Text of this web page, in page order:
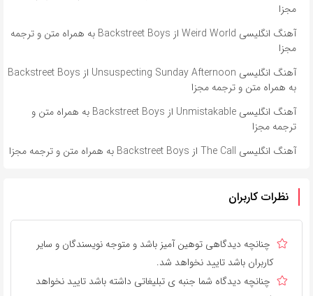
مجزا
آهنگ انگلیسی Weird World از Backstreet Boys به همراه متن و ترجمه
مجزا
آهنگ انگلیسی Unsuspecting Sunday Afternoon از Backstreet Boys
به همراه متن و ترجمه مجزا
آهنگ انگلیسی Unmistakable از Backstreet Boys به همراه متن و
ترجمه مجزا
آهنگ انگلیسی The Call از Backstreet Boys به همراه متن و ترجمه مجزا
نظرات کاربران
چنانچه دیدگاهی توهین آمیز باشد و متوجه نویسندگان و سایر
کاربران باشد تایید نخواهد شد.
چنانچه دیدگاه شما جنبه ی تبلیغاتی داشته باشد تایید نخواهد